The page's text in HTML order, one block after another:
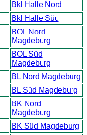
Bkl Halle Nord
Bkl Halle Süd
BOL Nord
Magdeburg
BOL Süd
Magdeburg
BL Nord Magdeburg
BL Süd Magdeburg
BK Nord
Magdeburg
BK Süd Magdeburg